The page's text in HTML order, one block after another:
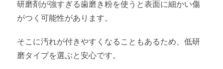
研磨剤が強すぎる歯磨き粉を使うと表面に細かい傷
がつく可能性があります。
そこに汚れが付きやすくなることもあるため、低研
磨タイプを選ぶと安心です。